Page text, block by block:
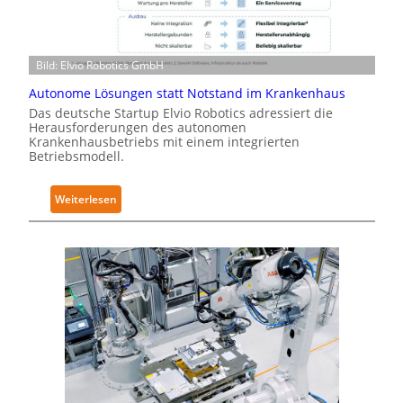
-
e
r
t
i
f
i
i
e
r
n
g
n
a
c
h
E
o
i
c
r
w
e
t
e
t
g
l
o
b
a
e
Bild: Elvio Robotics GmbH
Autonome Lösungen statt Notstand im Krankenhaus
Das deutsche Startup Elvio Robotics adressiert die
Herausforderungen des autonomen
Krankenhausbetriebs mit einem integrierten
Betriebsmodell.
Weiterlesen:
A
t
o
n
o
m
e
ö